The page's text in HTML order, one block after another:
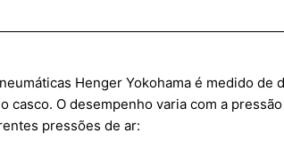
Henger Yokohama é medido
casco. O desempenho varia com a
pressões de ar: